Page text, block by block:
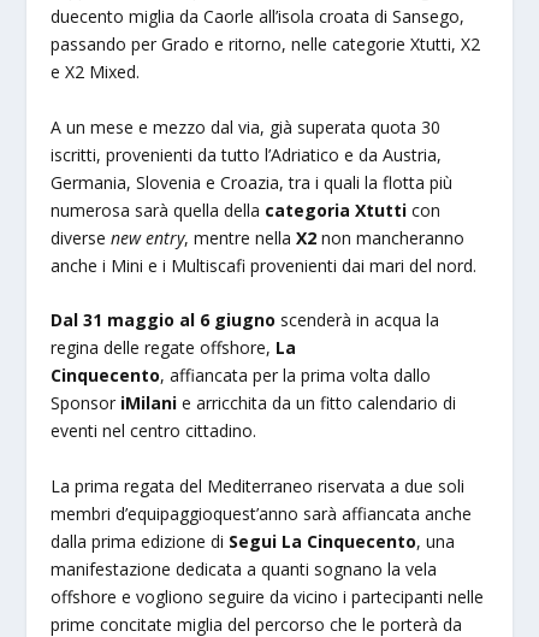
duecento miglia da Caorle all’isola croata di Sansego,
passando per Grado e ritorno, nelle categorie Xtutti, X2
e X2 Mixed.
A un mese e mezzo dal via, già superata quota 30
iscritti, provenienti da tutto l’Adriatico e da Austria,
Germania, Slovenia e Croazia, tra i quali la flotta più
numerosa sarà quella della categoria Xtutti con
diversenew entry, mentre nellaX2 non mancheranno
anche i Mini e i Multiscafi provenienti dai mari del nord.
Dal 31 maggio al 6 giugno scenderà in acqua la
regina delle regate offshore, La
Cinquecento, affiancata per la prima volta dallo
Sponsor iMilani e arricchita da un fitto calendario di
eventi nel centro cittadino.
La prima regata del Mediterraneo riservata a due soli
membri d’equipaggioquest’anno sarà affiancata anche
dalla prima edizione di Segui La Cinquecento, una
manifestazione dedicata a quanti sognano la vela
offshore e vogliono seguire da vicino i partecipanti nelle
prime concitate miglia del percorso che le porterà da